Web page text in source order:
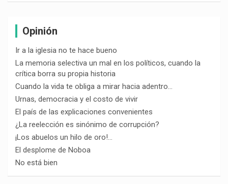
Opinión
Ir a la iglesia no te hace bueno
La memoria selectiva un mal en los políticos, cuando la
crítica borra su propia historia
Cuando la vida te obliga a mirar hacia adentro…
Urnas, democracia y el costo de vivir
El país de las explicaciones convenientes
¿La reelección es sinónimo de corrupción?
¡Los abuelos un hilo de oro!…
El desplome de Noboa
No está bien